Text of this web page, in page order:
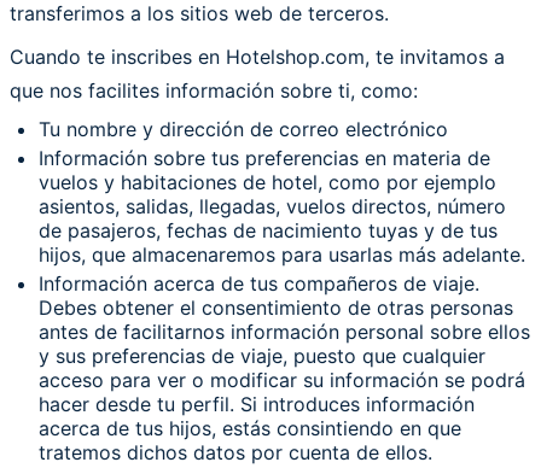
transferimos a los sitios web de terceros.
Cuando te inscribes en Hotelshop.com, te invitamos a
que nos facilites información sobre ti, como:
Tu nombre y dirección de correo electrónico
Información sobre tus preferencias en materia de
vuelos y habitaciones de hotel, como por ejemplo
asientos, salidas, llegadas, vuelos directos, número
de pasajeros, fechas de nacimiento tuyas y de tus
hijos, que almacenaremos para usarlas más adelante.
Información acerca de tus compañeros de viaje.
Debes obtener el consentimiento de otras personas
antes de facilitarnos información personal sobre ellos
y sus preferencias de viaje, puesto que cualquier
acceso para ver o modificar su información se podrá
hacer desde tu perfil. Si introduces información
acerca de tus hijos, estás consintiendo en que
tratemos dichos datos por cuenta de ellos.